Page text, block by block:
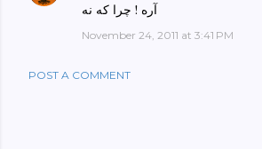
آره ! چرا که نه
November 24, 2011 at 3:41 PM
POST A COMMENT